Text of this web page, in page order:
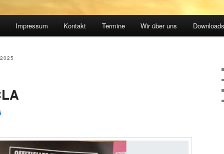
Impressum Kontakt Termine Wir über uns Downloads